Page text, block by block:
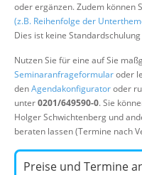
oder ergänzen. Zudem können
(z.B. Reihenfolge der
Dies ist keine
Nutzen Sie für eine auf Sie
Seminaranfrageformularoder
denAgendakonfiguratoroder
unter0201/649590-0. Sie
Holger Schwichtenberg und
beraten lassen (Termine nach
Preise und Termine